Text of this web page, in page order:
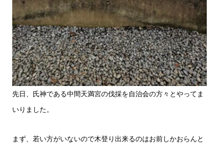
先日、氏神である中間天満宮の伐採を自治会の方々とやってま
いりました。
まず、若い方がいないので木登り出来るのはお前しかおらんと